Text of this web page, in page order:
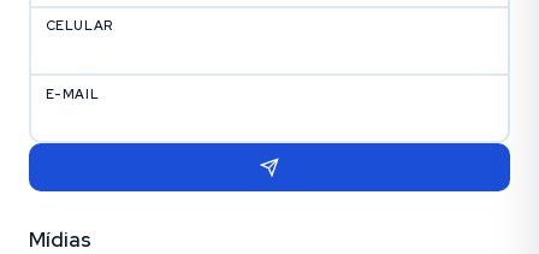
CELULAR
E-MAIL
Mídias